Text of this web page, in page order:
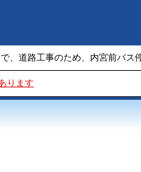
、道路工事のため、内宮前バス
ります